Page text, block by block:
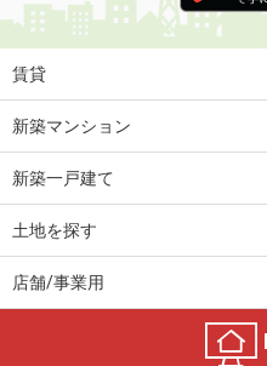
住 所
佐賀
専有面積
佐賀県佐賀市高木瀬西２丁目
6.30
佐賀県鳥栖市古賀町
5.25
賃貸
新築マンション
新築一戸建て
土地を探す
店舗/事業用